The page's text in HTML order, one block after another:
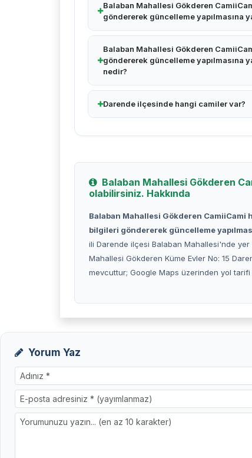
Balaban Mahallesi Gökderen
göndererek güncelleme yapılmasına
Balaban Mahallesi Gökderen
göndererek güncelleme yapılmasına
nedir?
Darende ilçesinde hangi camiler var?
Balaban Mahallesi Gökderen
olabilirsiniz. Hakkında
Balaban Mahallesi Gökderen CamiiCami
bilgileri göndererek güncelleme
ili Darende ilçesi Balaban Mahallesi'nde
Mahallesi Gökderen Küme Evler No: 15
mevcuttur; Google Maps üzerinden yol tarifi
Yorum Yaz